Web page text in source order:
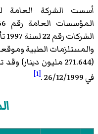
أسست الشركة العامة
والمستلزمات الطبية
في 26/12/1999 .
[1]